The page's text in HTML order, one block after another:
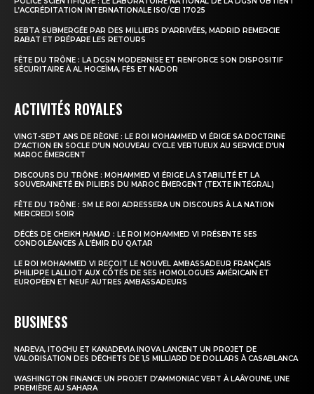
S'ABONNER MAINTENANT
Insight Publications
Nous contacter
Mon compte
L’ACCRÉDITATION INTERNATIONALE ISO/CEI 17025
SEBTA SUBMERGÉE PAR DES MILLIERS D’ARRIVÉES, MADRID REMERCIE
RABAT ET PRÉPARE LES RETOURS
FÊTE DU TRÔNE : LA DGSN MODERNISE ET RENFORCE SON DISPOSITIF
SÉCURITAIRE À AL HOCEÏMA, FÈS ET NADOR
ACTIVITÉS ROYALES
VINGT-SEPT ANS DE RÈGNE : LE ROI MOHAMMED VI ÉRIGE SA DOCTRINE
D’ACTION EN SOCLE D’UN NOUVEAU CYCLE VERTUEUX AU SERVICE D’UN
MAROC ÉMERGENT
DISCOURS DU TRÔNE : MOHAMMED VI ÉRIGE LA STABILITÉ ET LA
SOUVERAINETÉ EN PILIERS DU MAROC ÉMERGENT (TEXTE INTÉGRAL)
FÊTE DU TRÔNE : SM LE ROI ADRESSERA UN DISCOURS À LA NATION
MERCREDI SOIR
DÉCÈS DE CHEIKH HAMAD : LE ROI MOHAMMED VI PRÉSENTE SES
CONDOLÉANCES À L’ÉMIR DU QATAR
LE ROI MOHAMMED VI REÇOIT LE NOUVEL AMBASSADEUR FRANÇAIS
PHILIPPE LALLIOT AUX CÔTÉS DE SES HOMOLOGUES AMÉRICAIN ET
EUROPÉEN ET NEUF AUTRES AMBASSADEURS
BUSINESS
NAREVA, ITOCHU ET KANADEVIA INOVA LANCENT UN PROJET DE
VALORISATION DES DÉCHETS DE 1,5 MILLIARD DE DOLLARS À CASABLANCA
WASHINGTON FINANCE UN PROJET D’AMMONIAC VERT À LAÂYOUNE, UNE
PREMIÈRE AU SAHARA